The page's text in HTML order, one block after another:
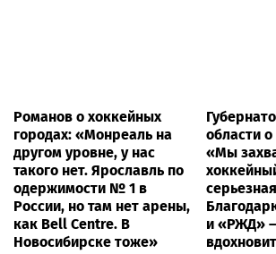
Романов о хоккейных
городах: «Монреаль на
другом уровне, у нас
такого нет. Ярославль по
одержимости № 1 в
России, но там нет арены,
как Bell Centre. В
Новосибирске тоже»
области
«Мы
и «РЖД»